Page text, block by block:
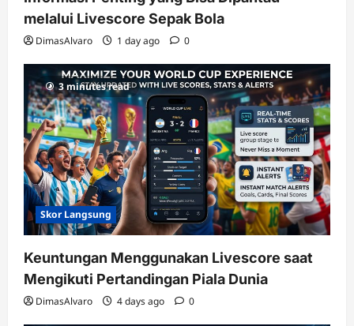
melalui Livescore Sepak Bola
DimasAlvaro 1 day ago 0
3 minutes read
Skor Langsung
Keuntungan Menggunakan Livescore saat
Mengikuti Pertandingan Piala Dunia
DimasAlvaro 4 days ago 0